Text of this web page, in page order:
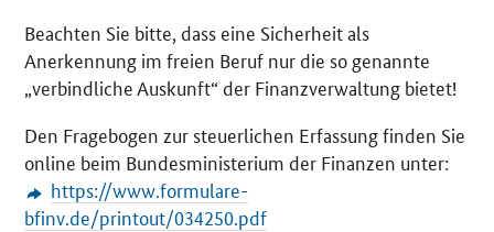
Beachten Sie bitte, dass eine Sicherheit als
Anerkennung im freien Beruf nur die so genannte
„verbindliche Auskunft“ der Finanzverwaltung bietet!
Den Fragebogen zur steuerlichen Erfassung finden Sie
online beim Bundesministerium der Finanzen unter:
https://www.formulare-
bfinv.de/printout/034250.pdf